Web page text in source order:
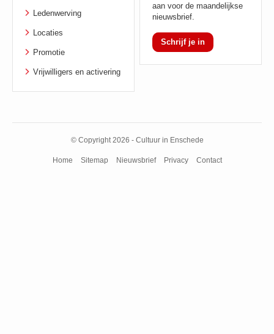
Ledenwerving
Locaties
Promotie
Vrijwilligers en activering
aan voor de maandelijkse
nieuwsbrief.
Schrijf je in
© Copyright 2026 - Cultuur in Enschede
Home Sitemap Nieuwsbrief Privacy Contact